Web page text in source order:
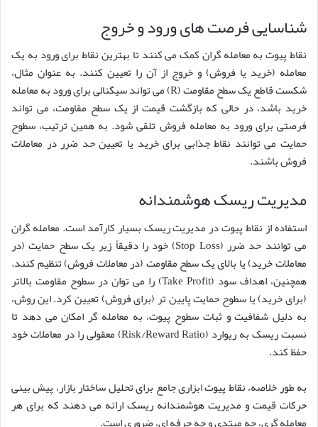
شناسایی فرصت های ورود و خروج
نقاط پیوت به معامله گران کمک می کنند تا بهترین نقاط برای ورود به یک
معامله (خرید یا فروش) و خروج از آن را تعیین کنند. به عنوان مثال،
شکست قاطع یک سطح مقاومت (R) می تواند سیگنالی برای ورود به معامله
خرید باشد، در حالی که بازگشت قیمت از یک سطح مقاومت، می تواند
فرصتی برای ورود به معامله فروش تلقی شود. به همین ترتیب، سطوح
حمایت می توانند نقاط جذابی برای خرید یا تعیین حد ضرر در معاملات
فروش باشند.
مدیریت ریسک هوشمندانه
استفاده از نقاط پیوت در مدیریت ریسک بسیار کارآمد است. معامله گران
می توانند حد ضرر (Stop Loss) خود را دقیقاً زیر یک سطح حمایت (در
معاملات خرید) یا بالای یک سطح مقاومت (در معاملات فروش) تنظیم کنند.
همچنین، اهداف سود (Take Profit) را می توان در سطوح مقاومت بالاتر
(برای خرید) یا سطوح حمایت پایین تر (برای فروش) تعیین کرد. این روش،
به دلیل شفافیت و ثبات سطوح پیوت، به معامله گر امکان می دهد تا
نسبت ریسک به ریوارد (Risk/Reward Ratio) معقولی را در معاملات خود
حفظ کند.
به طور خلاصه، نقاط پیوت ابزاری جامع برای تحلیل ساختار بازار، پیش بینی
حرکات قیمت و مدیریت هوشمندانه ریسک ارائه می دهند که برای هر
معامله گری، چه مبتدی و چه حرفه ای، ضروری است.